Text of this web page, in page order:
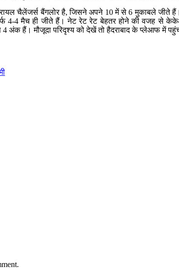
रायल चैलेंजर्स बैंगलोर है, जिसने अपने 10 में से 6 मुकाबले
4-4 मैच ही जीते हैं। नेट रेट रेट बेहतर होने की वजह से
4 अंक हैं। मौजूदा परिदृश्य को देखें तो हैदराबाद के प्लेआफ